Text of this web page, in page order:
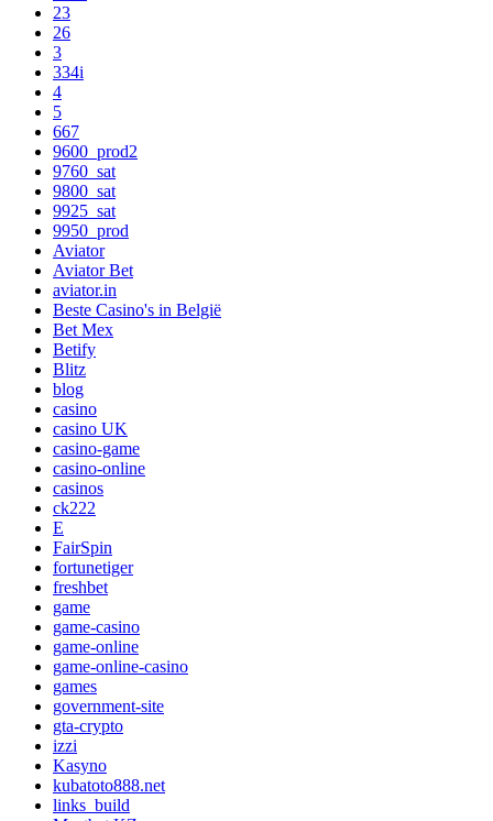
23
26
3
334i
4
5
667
9600_prod2
9760_sat
9800_sat
9925_sat
9950_prod
Aviator
Aviator Bet
aviator.in
Beste Casino's in België
Bet Mex
Betify
Blitz
blog
casino
casino UK
casino-game
casino-online
casinos
ck222
E
FairSpin
fortunetiger
freshbet
game
game-casino
game-online
game-online-casino
games
government-site
gta-crypto
izzi
Kasyno
kubatoto888.net
links_build